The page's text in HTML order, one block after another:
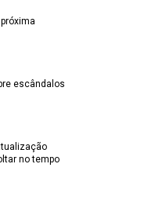
escândalos
no tempo